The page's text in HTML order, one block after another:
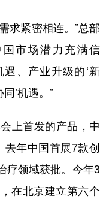
紧密相连。”总部
市场潜力充满信
遇、产业升级的‘新
同’机遇。”
上首发的产品，中
去年中国首展7款创
疗领域获批。今年3
在北京建立第六个